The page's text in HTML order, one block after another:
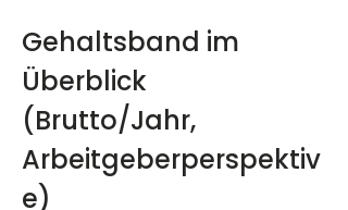
Gehaltsband im
Überblick
(Brutto/Jahr,
Arbeitgeberperspektiv
e)